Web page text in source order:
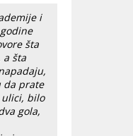
i
šta
a šta
da prate
ulici, bilo
gola,